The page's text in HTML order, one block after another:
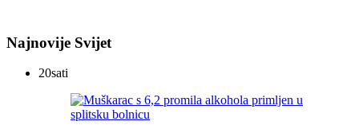
Najnovije Svijet
20sati